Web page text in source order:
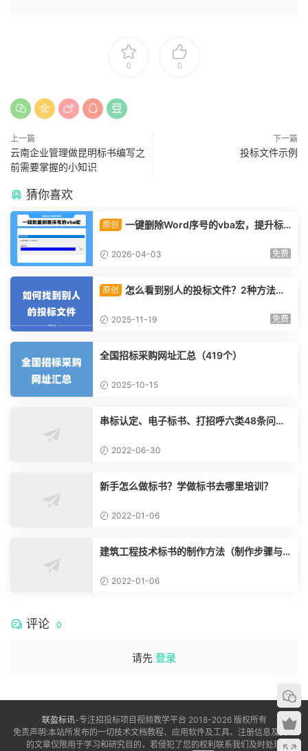
0 0
上一篇
云南企业管理做昆明标书编写之
前需要掌握的小知识
下一篇
投标文件示例
猜你喜欢
原创
一键删除Word序号的vba宏，提升标
2026-04-03 免费
原创
怎么看到别人的投标文件？2种方法教
2025-11-19 免费
全国招标采购网址汇总（419个）
2025-10-15
串标认定、电子标书、打招呼六类48条问题
2022-06-30
新手怎么做标书？学做标书去哪里培训？
2022-01-06
建筑工程技术标书的制作方法（制作步骤与
2022-01-06
评论 0
请先 登录
联盈标讯-专注招投标项目视频教学平台 2018-2026 版权所有
免责声明:本站所发布的一切技术文档教程、应用软件及工具、注册信息及资讯
的文章仅限用于学习和研究目的，若侵犯了您的权利联系我们及时处理